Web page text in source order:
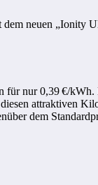
neuen
für nur 0,39 €/kWh.
attraktiven
dem